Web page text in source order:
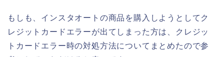
もしも、インスタオートの商品を購入しようとしてク
レジットカードエラーが出てしまった方は、クレジッ
トカードエラー時の対処方法についてまとめたので参